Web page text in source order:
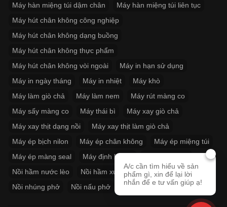
Máy hàn miệng túi dậm chân
Máy hàn miệng túi liên tục
Máy hút chân không công nghiệp
Máy hút chân không dạng buồng
Máy hút chân không thực phẩm
Máy hút chân không vòi ngoài
Máy in hạn sử dụng
Máy in ngày tháng
Máy in nhiệt
Máy khò
Máy làm giò chả
Máy làm nem
Máy rút màng co
Máy sấy màng co
Máy thái bì
Máy xay giò chả
Máy xay thịt dạng nồi
Máy xay thịt làm giò chả
Máy ép bịch nilon
Máy ép chân không
Máy ép miệng túi
Máy ép màng seal
Máy định lượng
Nồi hầm nước lèo
Nồi hầm xương
Nồi làm bánh cuốn
Nồi nhúng phở
Nồi nấu phở Nồi phở inox
A/c cần tìm hiểu về sản
phẩm gì, xin để lại lời
nhắn để e tư vấn giúp ạ!